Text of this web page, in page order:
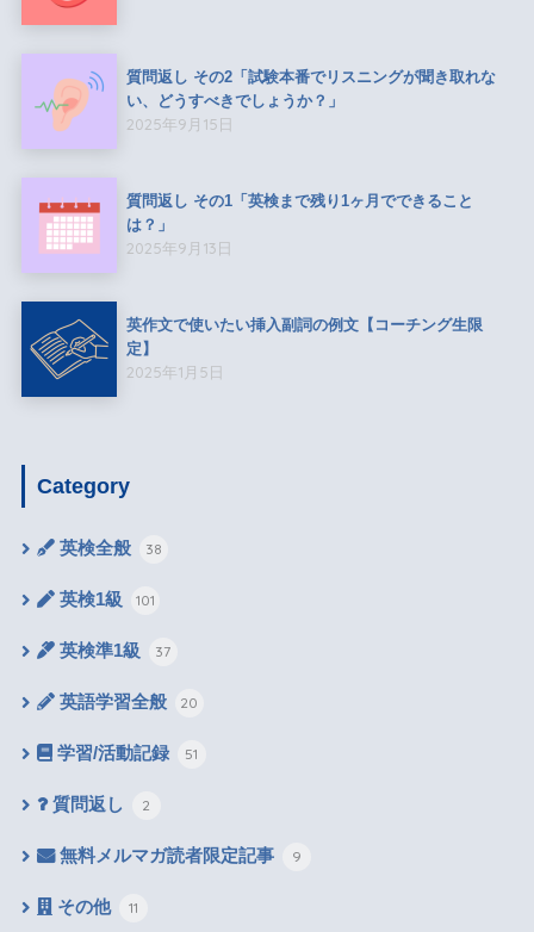
質問返し その2「試験本番でリスニングが聞き取れな
い、どうすべきでしょうか？」
2025年9月15日
質問返し その1「英検まで残り1ヶ月でできること
は？」
2025年9月13日
英作文で使いたい挿入副詞の例文【コーチング生限
定】
2025年1月5日
Category
英検全般 38
英検1級 101
英検準1級 37
英語学習全般 20
学習/活動記録 51
質問返し 2
無料メルマガ読者限定記事 9
その他 11